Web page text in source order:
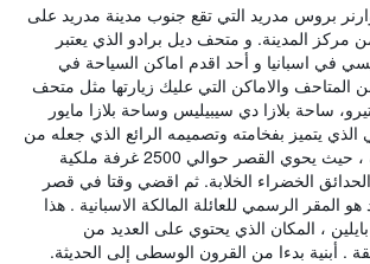
بروس مدريد التي تقع جنوب مدينة مدريد على
مركز المدينة. و متحف ديل برادو الذي يعتبر
في اسبانيا و أحد اقدم اماكن السياحة في
المتاحف والاماكن التي عليك زيارتها مثل متحف
ساحة بلازا دي سيبيليس وساحة بلازا مايور
الذي يتميز بفخامته وتصميمه الرائع الذي جعله من
اجمل اماكن السياحة ، حيث يحوي القصر حوالي 2500 غرفة ملكية
الخضراء الخلابة. ثم اقضي وقتا في قصر
المقر الرسمي للعائلة المالكة الاسبانية . هذا
، المكان الذي يحتوي على العديد من
. أبنية بدءا من القرون الوسطى إلى الحديثة.